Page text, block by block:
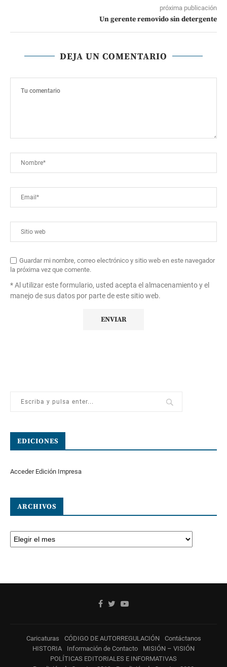
próxima publicación
Un gerente removido sin detergente
DEJA UN COMENTARIO
Guardar mi nombre, correo electrónico y sitio web en este navegador
la próxima vez que comente.
* Al utilizar este formulario, usted acepta el almacenamiento y el
manejo de sus datos por parte de este sitio web.
EDICIONES
Acceder Edición Impresa
ARCHIVOS
Caricaturas CÓDIGO DE AUTORREGULACIÓN
Contáctanos
HISTORIA
Información de Contacto
MISIÓN – VISIÓN
POLÍTICAS EDITORIALES E INFORMATIVAS